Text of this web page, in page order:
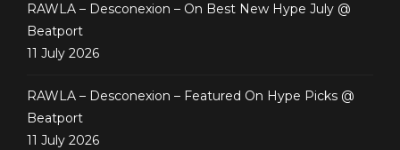
RAWLA – Desconexion – On Best New Hype July @
Beatport
11 July 2026
RAWLA – Desconexion – Featured On Hype Picks @
Beatport
11 July 2026